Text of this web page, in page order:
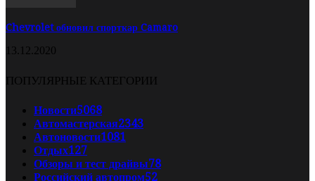
Chevrolet обновил спорткар Camaro
13.12.2020
ПОПУЛЯРНЫЕ КАТЕГОРИИ
Новости5068
Автомастерская2343
Автоновости1081
Отдых127
Обзоры и тест драйвы78
Российский автопром52